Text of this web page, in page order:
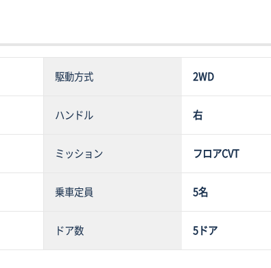
駆動方式 2WD
ハンドル 右
ミッション フロアCVT
乗車定員 5名
ドア数 5ドア